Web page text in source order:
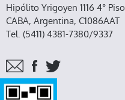
Hipólito Yrigoyen 1116 4° Piso
CABA, Argentina, C1086AAT
Tel. (5411) 4381-7380/9337